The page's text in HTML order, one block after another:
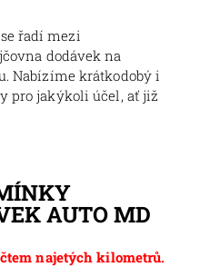
se řadí mezi
dodávek na
Nabízíme krátkodobý i
pro jakýkoli účel, ať již
AUTO MD
najetých kilometrů.